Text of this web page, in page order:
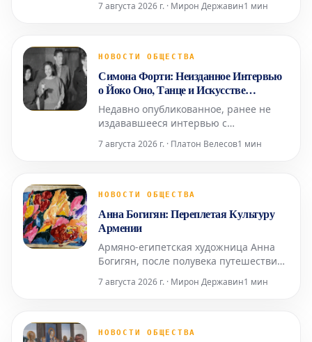
омрачается состоянием туалетных
функциональные, но безликие
для экспонентов». Возможно, поэтому
Fr
7 августа 2026 г. · Мирон Державин1 мин
НОВОСТИ ОБЩЕСТВА
Симона Форти: Неизданное Интервью
о Йоко Оно, Танце и Искусстве
Старения
Недавно опубликованное, ранее не
издававшееся интервью с
художницей Симоной Форти
также на её взгляды на танец и
Джулией Брайан-Уилсон, это
интервью снова вышло на свет посл
7 августа 2026 г. · Платон Велесов1 мин
НОВОСТИ ОБЩЕСТВА
Анна Богигян: Переплетая Культуру
Армении
Армяно-египетская художница Анна
Богигян, после полувека путешествий
Ереван, в Национальную галерею
собой своеобразную естественную
7 августа 2026 г. · Мирон Державин1 мин
НОВОСТИ ОБЩЕСТВА